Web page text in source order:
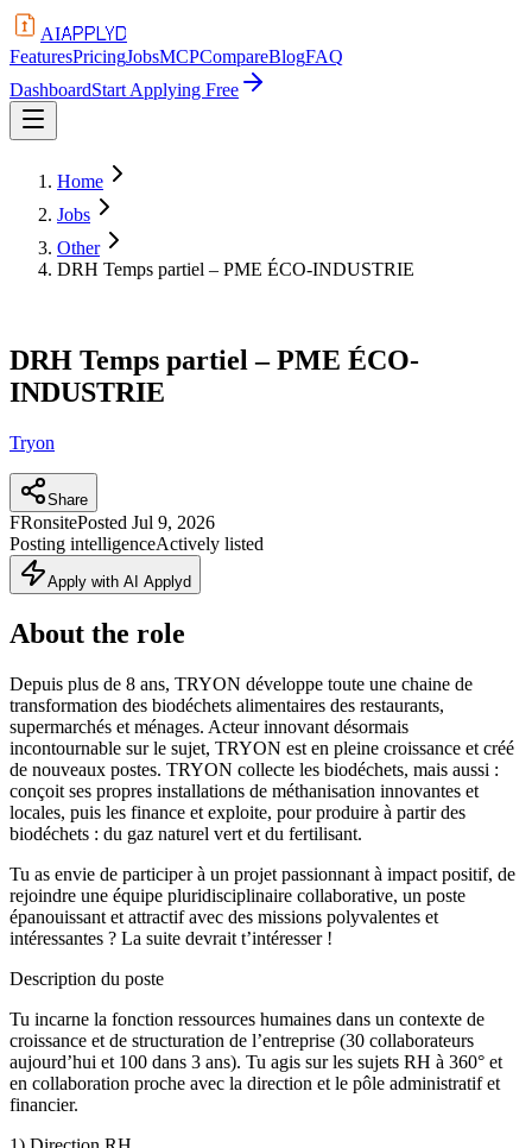
AIAPPLYD
FeaturesPricingJobsMCPCompareBlogFAQ
DashboardStart Applying Free
Home
Jobs
Other
DRH Temps partiel – PME ÉCO-INDUSTRIE
DRH Temps partiel – PME ÉCO-
INDUSTRIE
Tryon
Share
FRonsitePosted Jul 9, 2026
Posting intelligenceActively listed
Apply with AI Applyd
About the role
Depuis plus de 8 ans, TRYON développe toute une chaine de
transformation des biodéchets alimentaires des restaurants,
supermarchés et ménages. Acteur innovant désormais
incontournable sur le sujet, TRYON est en pleine croissance et créé
de nouveaux postes. TRYON collecte les biodéchets, mais aussi :
conçoit ses propres installations de méthanisation innovantes et
locales, puis les finance et exploite, pour produire à partir des
biodéchets : du gaz naturel vert et du fertilisant.
Tu as envie de participer à un projet passionnant à impact positif, de
rejoindre une équipe pluridisciplinaire collaborative, un poste
épanouissant et attractif avec des missions polyvalentes et
intéressantes ? La suite devrait t’intéresser !
Description du poste
Tu incarne la fonction ressources humaines dans un contexte de
croissance et de structuration de l’entreprise (30 collaborateurs
aujourd’hui et 100 dans 3 ans). Tu agis sur les sujets RH à 360° et
en collaboration proche avec la direction et le pôle administratif et
financier.